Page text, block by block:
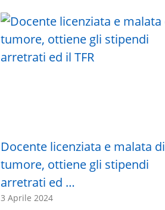
Docente licenziata e malata di
tumore, ottiene gli stipendi
arretrati ed …
3 Aprile 2024